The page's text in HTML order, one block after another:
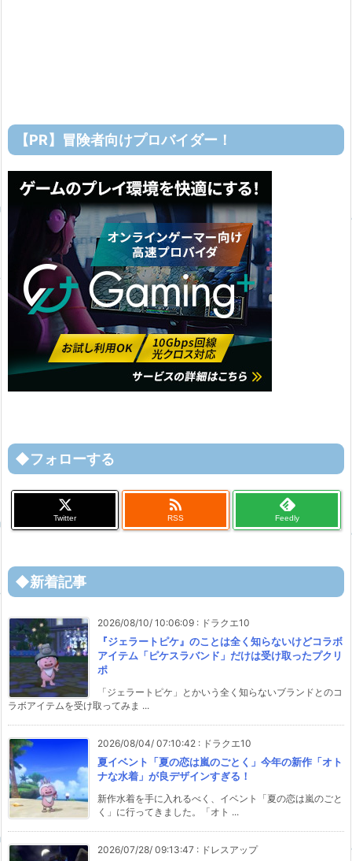
【PR】冒険者向けプロバイダー！
◆フォローする
Twitter

RSS Feedly
◆新着記事
2026/08/10/ 10:06:09 : ドラクエ10
『ジェラートピケ』のことは全く知らないけどコラボ
アイテム「ピケスラバンド」だけは受け取ったプクリ
ポ
「ジェラートピケ」とかいう全く知らないブランドとのコ
ラボアイテムを受け取ってみま ...
2026/08/04/ 07:10:42 : ドラクエ10
夏イベント「夏の恋は嵐のごとく」今年の新作「オト
ナな水着」が良デザインすぎる！
新作水着を手に入れるべく、イベント「夏の恋は嵐のごと
く」に行ってきました。「オト ...
2026/07/28/ 09:13:47 : ドレスアップ